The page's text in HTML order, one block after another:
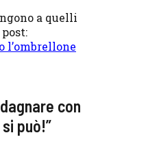
a quelli
l’ombrellone
con
può!”